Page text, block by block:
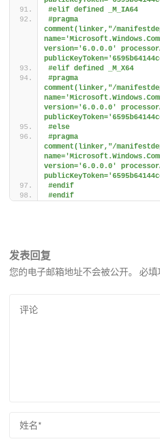
#elif defined _M_IA64
#pragma
comment(linker,"/
version='6.0.0.0'
#elif defined _M_X64
#pragma
comment(linker,"/
version='6.0.0.0'
#else
#pragma
comment(linker,"/
version='6.0.0.0'
#endif
#endif
发表回复
您的电子邮箱地址不会被公开。 必填